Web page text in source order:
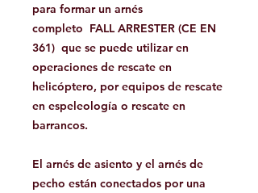
para formar un arnés
completo FALL ARRESTER (CE EN
361) que se puede utilizar en
operaciones de rescate en
helicóptero, por equipos de rescate
en espeleología o rescate en
barrancos.
El arnés de asiento y el arnés de
pecho están conectados por una